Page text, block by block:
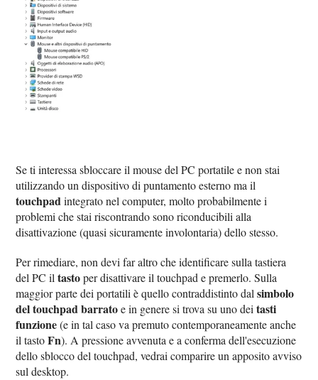
Se ti interessa sbloccare il mouse del PC portatile e non stai
utilizzando un dispositivo di puntamento esterno ma il
touchpadintegrato nel computer, molto probabilmente i
problemi che stai riscontrando sono riconducibili alla
disattivazione (quasi sicuramente involontaria) dello stesso.
Per rimediare, non devi far altro che identificare sulla tastiera
del PC iltastoper disattivare il touchpad e premerlo. Sulla
maggior parte dei portatili è quello contraddistinto dalsimbolo
del touchpad barratoe in genere si trova su uno deitasti
funzione(e in tal caso va premuto contemporaneamente anche
il tastoFn). A pressione avvenuta e a conferma dell'esecuzione
dello sblocco del touchpad, vedrai comparire un apposito avviso
sul desktop.